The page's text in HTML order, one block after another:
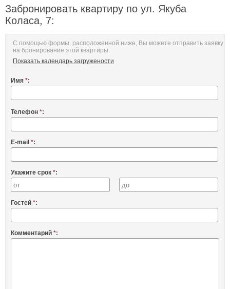
Забронировать квартиру по ул. Якуба
Коласа, 7:
С помощью формы, расположенной ниже, Вы можете отправить заявку
на бронирование этой квартиры.
Показать календарь загружености
Имя *:
Телефон *:
E-mail *:
Укажите срок *:
Гостей *:
Комментарий *: